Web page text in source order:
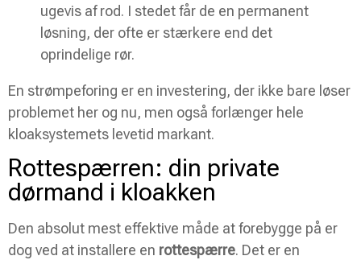
ugevis af rod. I stedet får de en permanent
løsning, der ofte er stærkere end det
oprindelige rør.
En strømpeforing er en investering, der ikke bare løser
problemet her og nu, men også forlænger hele
kloaksystemets levetid markant.
Rottespærren: din private
dørmand i kloakken
Den absolut mest effektive måde at forebygge på er
dog ved at installere en rottespærre. Det er en